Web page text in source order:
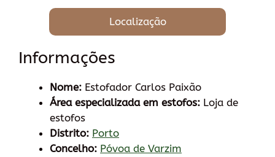
Localização
Informações
Nome: Estofador Carlos Paixão
Área especializada em estofos: Loja de
estofos
Distrito: Porto
Concelho: Póvoa de Varzim